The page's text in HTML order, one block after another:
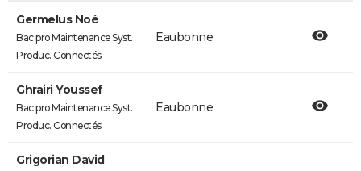
Germelus Noé
Bac pro Maintenance Syst.
Produc. Connectés
Eaubonne
Ghrairi Youssef
Bac pro Maintenance Syst.
Produc. Connectés
Eaubonne
Grigorian David